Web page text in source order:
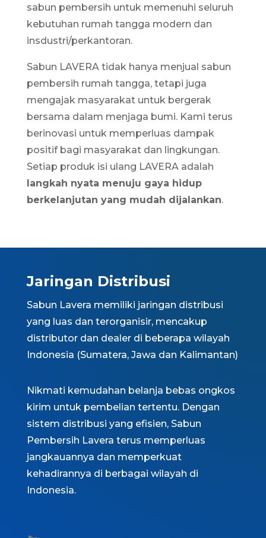
sabun pembersih untuk memenuhi seluruh
kebutuhan rumah tangga modern dan
insdustri/perkantoran.
Sabun LAVERA tidak hanya menjual sabun
pembersih rumah tangga, tetapi juga
mengajak masyarakat untuk bergerak
bersama dalam menjaga bumi. Kami terus
berinovasi untuk memperluas dampak
positif bagi masyarakat dan lingkungan.
Setiap produk isi ulang LAVERA adalah
langkah nyata menuju gaya hidup
berkelanjutan yang mudah dijalankan.
Jaringan Distribusi
Sabun Lavera memiliki jaringan distribusi
yang luas dan terorganisir, mencakup
distributor dan dealer di beberapa wilayah
Indonesia (Sumatera, Jawa dan Kalimantan)
Nikmati kemudahan belanja bebas ongkos
kirim untuk pembelian tertentu. Dengan
sistem distribusi yang efisien, Sabun
Pembersih Lavera terus memperluas
jangkauannya dan memperkuat
kehadirannya di berbagai wilayah di
Indonesia.